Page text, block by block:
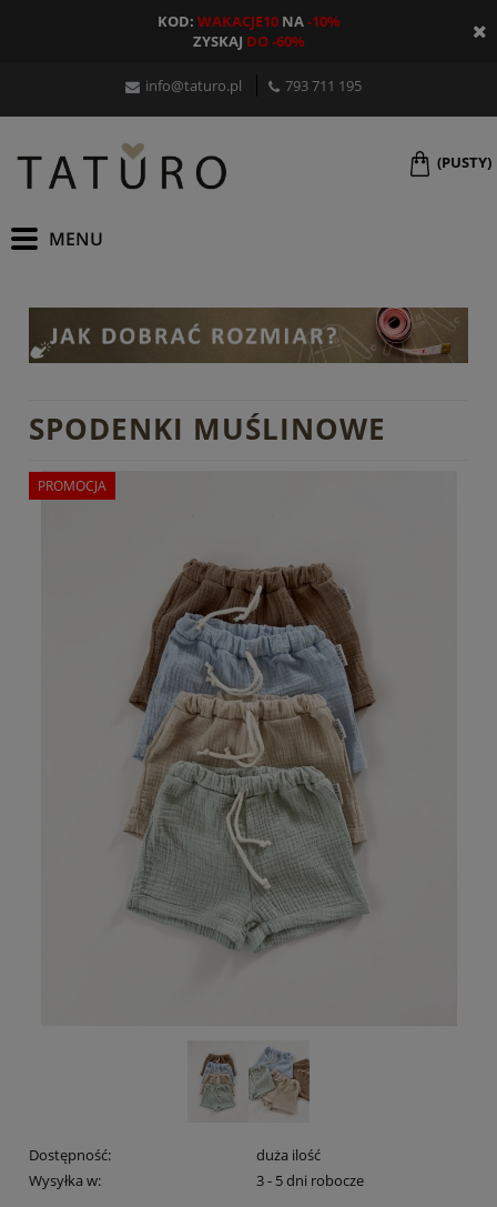
KOD: WAKACJE10 NA-10%
ZYSKAJ DO -60%
info@taturo.pl 793 711 195
(PUSTY)
SPODENKI MUŚLINOWE
PROMOCJA
Dostępność:
duża ilość
Wysyłka w:
3 - 5 dni robocze